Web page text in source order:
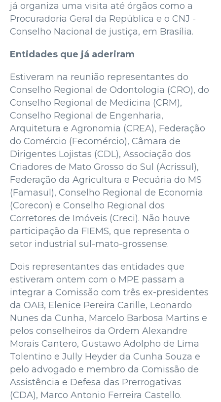
já organiza uma visita até órgãos como a
Procuradoria Geral da República e o CNJ -
Conselho Nacional de justiça, em Brasília.
Entidades que já aderiram
Estiveram na reunião representantes do
Conselho Regional de Odontologia (CRO), do
Conselho Regional de Medicina (CRM),
Conselho Regional de Engenharia,
Arquitetura e Agronomia (CREA), Federação
do Comércio (Fecomércio), Câmara de
Dirigentes Lojistas (CDL), Associação dos
Criadores de Mato Grosso do Sul (Acrissul),
Federação da Agricultura e Pecuária do MS
(Famasul), Conselho Regional de Economia
(Corecon) e Conselho Regional dos
Corretores de Imóveis (Creci). Não houve
participação da FIEMS, que representa o
setor industrial sul-mato-grossense.
Dois representantes das entidades que
estiveram ontem com o MPE passam a
integrar a Comissão com três ex-presidentes
da OAB, Elenice Pereira Carille, Leonardo
Nunes da Cunha, Marcelo Barbosa Martins e
pelos conselheiros da Ordem Alexandre
Morais Cantero, Gustawo Adolpho de Lima
Tolentino e Jully Heyder da Cunha Souza e
pelo advogado e membro da Comissão de
Assistência e Defesa das Prerrogativas
(CDA), Marco Antonio Ferreira Castello.